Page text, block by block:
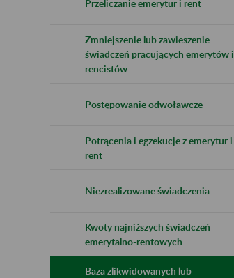
Przeliczanie emerytur i rent
Zmniejszenie lub zawieszenie
świadczeń pracujących emerytów i
rencistów
Postępowanie odwoławcze
Potrącenia i egzekucje z emerytur i
rent
Niezrealizowane świadczenia
Kwoty najniższych świadczeń
emerytalno-rentowych
Baza zlikwidowanych lub